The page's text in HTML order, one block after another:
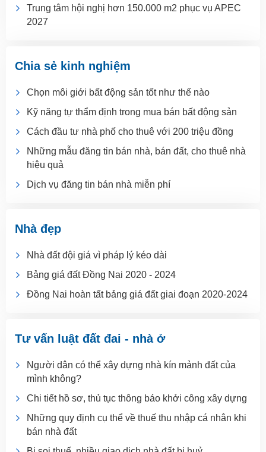
Trung tâm hội nghị hơn 150.000 m2 phục vụ APEC
2027
Chia sẻ kinh nghiệm
Chọn môi giới bất động sản tốt như thế nào
Kỹ năng tự thẩm định trong mua bán bất động sản
Cách đầu tư nhà phố cho thuê với 200 triệu đồng
Những mẫu đăng tin bán nhà, bán đất, cho thuê nhà
hiệu quả
Dịch vụ đăng tin bán nhà miễn phí
Nhà đẹp
Nhà đất đội giá vì pháp lý kéo dài
Bảng giá đất Đồng Nai 2020 - 2024
Đồng Nai hoàn tất bảng giá đất giai đoạn 2020-2024
Tư vấn luật đất đai - nhà ở
Người dân có thể xây dựng nhà kín mảnh đất của
mình không?
Chi tiết hồ sơ, thủ tục thông báo khởi công xây dựng
Những quy định cụ thể về thuế thu nhập cá nhân khi
bán nhà đất